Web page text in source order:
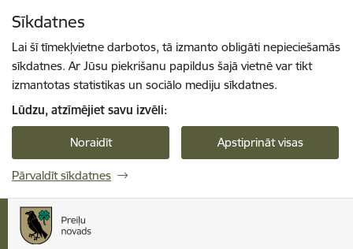
Sīkdatnes
Lai šī tīmekļvietne darbotos, tā izmanto obligāti nepieciešamās
sīkdatnes. Ar Jūsu piekrišanu papildus šajā vietnē var tikt
izmantotas statistikas un sociālo mediju sīkdatnes.
Lūdzu, atzīmējiet savu izvēli:
Noraidīt Apstiprināt visas
Pārvaldīt sīkdatnes